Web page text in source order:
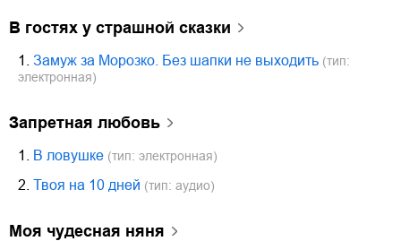
В гостях у страшной сказки
1. Замуж за Морозко. Без шапки не выходить (тип:
электронная)
Запретная любовь
1. В ловушке (тип: электронная)
2. Твоя на 10 дней (тип: аудио)
Моя чудесная няня